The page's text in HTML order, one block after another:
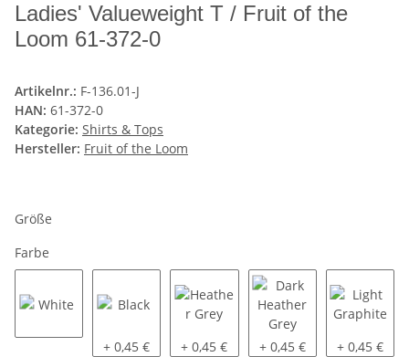
Ladies' Valueweight T / Fruit of the
Loom 61-372-0
Artikelnr.: F-136.01-J
HAN: 61-372-0
Kategorie: Shirts & Tops
Hersteller: Fruit of the Loom
Größe
Farbe
Black
+ 0,45 € Heather Grey
+ 0,45 € Dark Heather Grey
+ 0,45 € Light
+ 0,45 €